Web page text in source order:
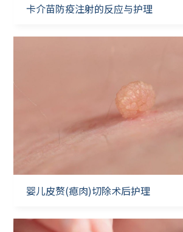
卡介苗防疫注射的反应与护理
婴儿皮赘(瘜肉)切除术后护理